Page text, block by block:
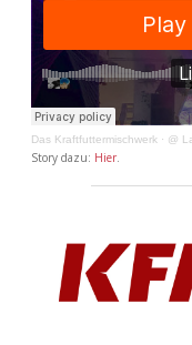
Das Kraftfuttermischwerk · @
Story dazu: Hier.